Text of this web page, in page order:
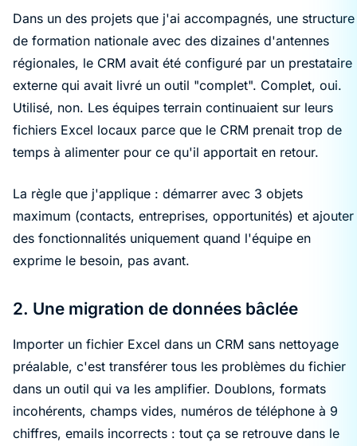
Dans un des projets que j'ai accompagnés, une structure
de formation nationale avec des dizaines d'antennes
régionales, le CRM avait été configuré par un prestataire
externe qui avait livré un outil "complet". Complet, oui.
Utilisé, non. Les équipes terrain continuaient sur leurs
fichiers Excel locaux parce que le CRM prenait trop de
temps à alimenter pour ce qu'il apportait en retour.
La règle que j'applique : démarrer avec 3 objets
maximum (contacts, entreprises, opportunités) et ajouter
des fonctionnalités uniquement quand l'équipe en
exprime le besoin, pas avant.
2. Une migration de données bâclée
Importer un fichier Excel dans un CRM sans nettoyage
préalable, c'est transférer tous les problèmes du fichier
dans un outil qui va les amplifier. Doublons, formats
incohérents, champs vides, numéros de téléphone à 9
chiffres, emails incorrects : tout ça se retrouve dans le